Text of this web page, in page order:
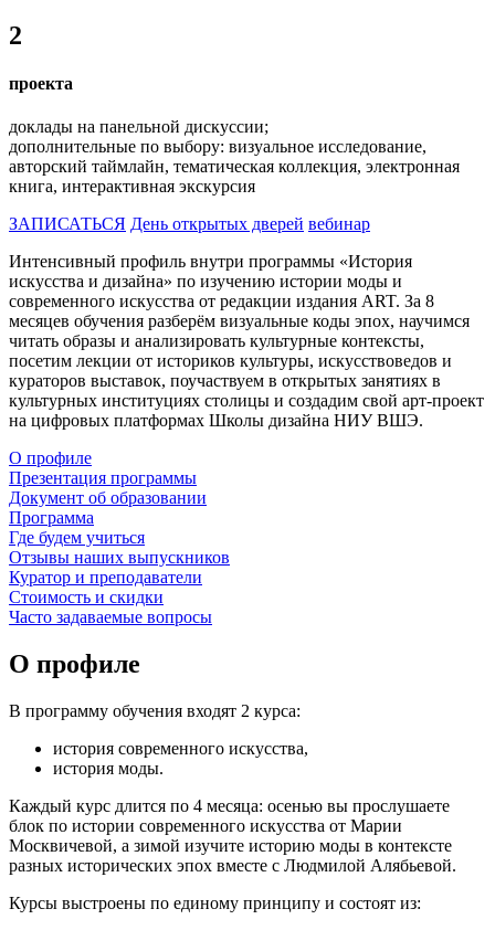
2
проекта
доклады на панельной дискуссии;
дополнительные по выбору: визуальное исследование,
авторский таймлайн, тематическая коллекция, электронная
книга, интерактивная экскурсия
ЗАПИСАТЬСЯ День открытых дверей вебинар
Интенсивный профиль внутри программы «История
искусства и дизайна» по изучению истории моды и
современного искусства от редакции издания ART. За 8
месяцев обучения разберём визуальные коды эпох, научимся
читать образы и анализировать культурные контексты,
посетим лекции от историков культуры, искусствоведов и
кураторов выставок, поучаствуем в открытых занятиях в
культурных институциях столицы и создадим свой арт-проект
на цифровых платформах Школы дизайна НИУ ВШЭ.
О профиле
Презентация программы
Документ об образовании
Программа
Где будем учиться
Отзывы наших выпускников
Куратор и преподаватели
Стоимость и скидки
Часто задаваемые вопросы
О профиле
В программу обучения входят 2 курса:
история современного искусства,
история моды.
Каждый курс длится по 4 месяца: осенью вы прослушаете
блок по истории современного искусства от Марии
Москвичевой, а зимой изучите историю моды в контексте
разных исторических эпох вместе с Людмилой Алябьевой.
Курсы выстроены по единому принципу и состоят из: